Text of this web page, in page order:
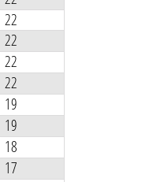
22
22
22
22
19
19
18
17